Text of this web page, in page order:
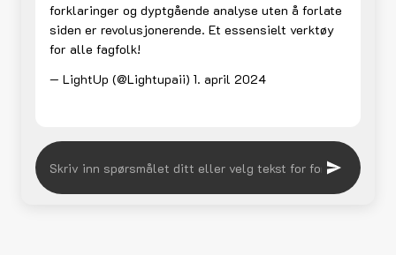
forklaringer og dyptgående analyse uten å forlate
siden er revolusjonerende. Et essensielt verktøy
for alle fagfolk!
— LightUp (@Lightupaii) 1. april 2024